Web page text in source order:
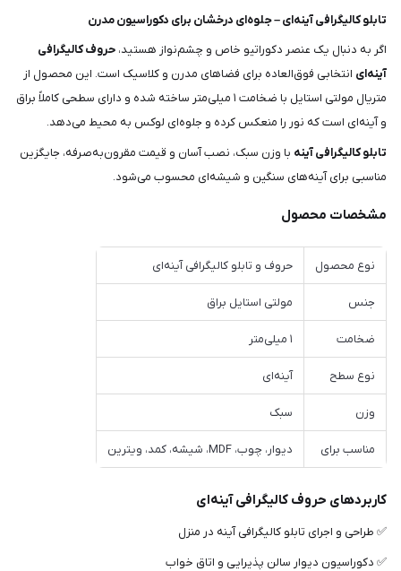
تابلو کالیگرافی آینه‌ای – جلوه‌ای درخشان برای دکوراسیون مدرن
اگر به دنبال یک عنصر دکوراتیو خاص و چشم‌نواز هستید، حروف کالیگرافی
آینه‌ای انتخابی فوق‌العاده برای فضاهای مدرن و کلاسیک است. این محصول از
متریال مولتی استایل با ضخامت ۱ میلی‌متر ساخته شده و دارای سطحی کاملاً براق
و آینه‌ای است که نور را منعکس کرده و جلوه‌ای لوکس به محیط می‌دهد.
تابلو کالیگرافی آینه با وزن سبک، نصب آسان و قیمت مقرون‌به‌صرفه، جایگزین
مناسبی برای آینه‌های سنگین و شیشه‌ای محسوب می‌شود.
مشخصات محصول
نوع محصول حروف و تابلو کالیگرافی آینه‌ای
جنس مولتی استایل براق
ضخامت ۱ میلی‌متر
نوع سطح آینه‌ای
وزن سبک
مناسب برای دیوار، چوب، MDF، شیشه، کمد، ویترین
کاربردهای حروف کالیگرافی آینه‌ای
✅ طراحی و اجرای تابلو کالیگرافی آینه در منزل
✅ دکوراسیون دیوار سالن پذیرایی و اتاق خواب